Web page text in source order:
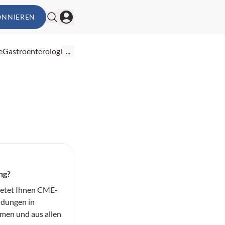
Gastroenterologie...
Ihnen CME-
in
und aus allen